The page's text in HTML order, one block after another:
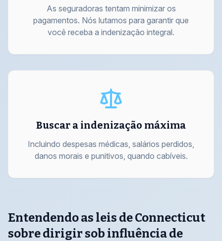
As seguradoras tentam minimizar os
pagamentos. Nós lutamos para garantir que
você receba a indenização integral.
Buscar a indenização máxima
Incluindo despesas médicas, salários perdidos,
danos morais e punitivos, quando cabíveis.
Entendendo as leis de Connecticut
sobre dirigir sob influência de